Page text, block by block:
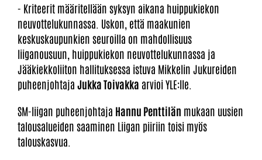
- Kriteerit määritellään syksyn aikana huippukiekon
neuvottelukunnassa. Uskon, että maakunien
keskuskaupunkien seuroilla on mahdollisuus
liiganousuun, huippukiekon neuvottelukunnassa ja
Jääkiekkoliiton hallituksessa istuva Mikkelin Jukureiden
puheenjohtaja Jukka Toivakka arvioi YLE:lle.
SM-liigan puheenjohtaja Hannu Penttilän mukaan uusien
talousalueiden saaminen Liigan piiriin toisi myös
talouskasvua.